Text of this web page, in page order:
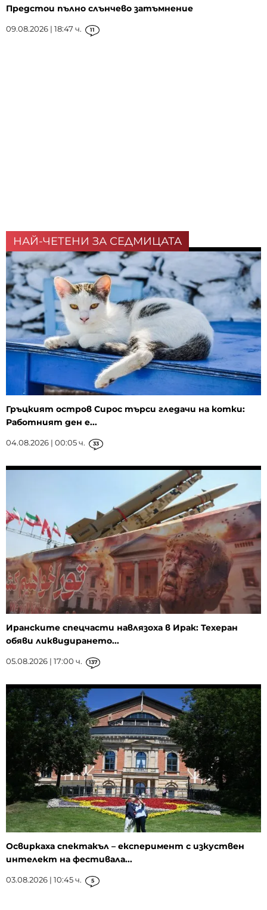
Предстои пълно слънчево затъмнение
09.08.2026 | 18:47 ч. 11
НАЙ-ЧЕТЕНИ ЗА СЕДМИЦАТА
Гръцкият остров Сирос търси гледачи на котки:
Работният ден е...
04.08.2026 | 00:05 ч. 33
Иранските спецчасти навлязоха в Ирак: Техеран
обяви ликвидирането...
05.08.2026 | 17:00 ч. 137
Освиркаха спектакъл – експеримент с изкуствен
интелект на фестивала...
03.08.2026 | 10:45 ч. 5